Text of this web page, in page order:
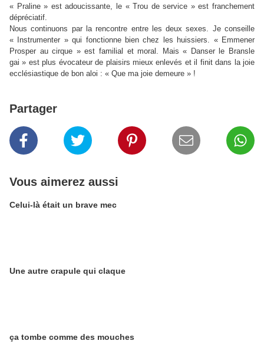
« Praline » est adoucissante, le « Trou de service » est franchement
dépréciatif.
Nous continuons par la rencontre entre les deux sexes. Je conseille
« Instrumenter » qui fonctionne bien chez les huissiers. « Emmener
Prosper au cirque » est familial et moral. Mais « Danser le Bransle
gai » est plus évocateur de plaisirs mieux enlevés et il finit dans la joie
ecclésiastique de bon aloi : « Que ma joie demeure » !
Partager
Vous aimerez aussi
Celui-là était un brave mec
Une autre crapule qui claque
ça tombe comme des mouches